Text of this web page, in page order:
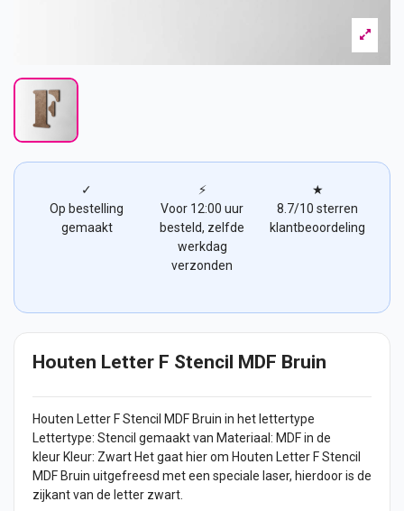
✓
Op bestelling
gemaakt
⚡
Voor 12:00 uur
besteld, zelfde
werkdag
verzonden
★
8.7/10 sterren
klantbeoordeling
Houten Letter F Stencil MDF Bruin
Houten Letter F Stencil MDF Bruin in het lettertype
Lettertype: Stencil gemaakt van Materiaal: MDF in de
kleur Kleur: Zwart Het gaat hier om Houten Letter F Stencil
MDF Bruin uitgefreesd met een speciale laser, hierdoor is de
zijkant van de letter zwart.